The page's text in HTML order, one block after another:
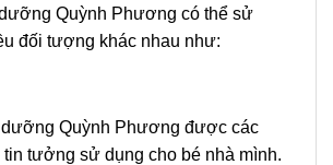
Quỳnh Phương có thể sử
đối tượng khác nhau như:
dưỡng Quỳnh Phương được các
tin tưởng sử dụng cho bé nhà mình.